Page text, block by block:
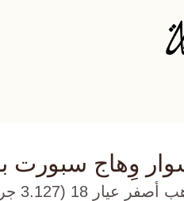
وِهاج سبورت